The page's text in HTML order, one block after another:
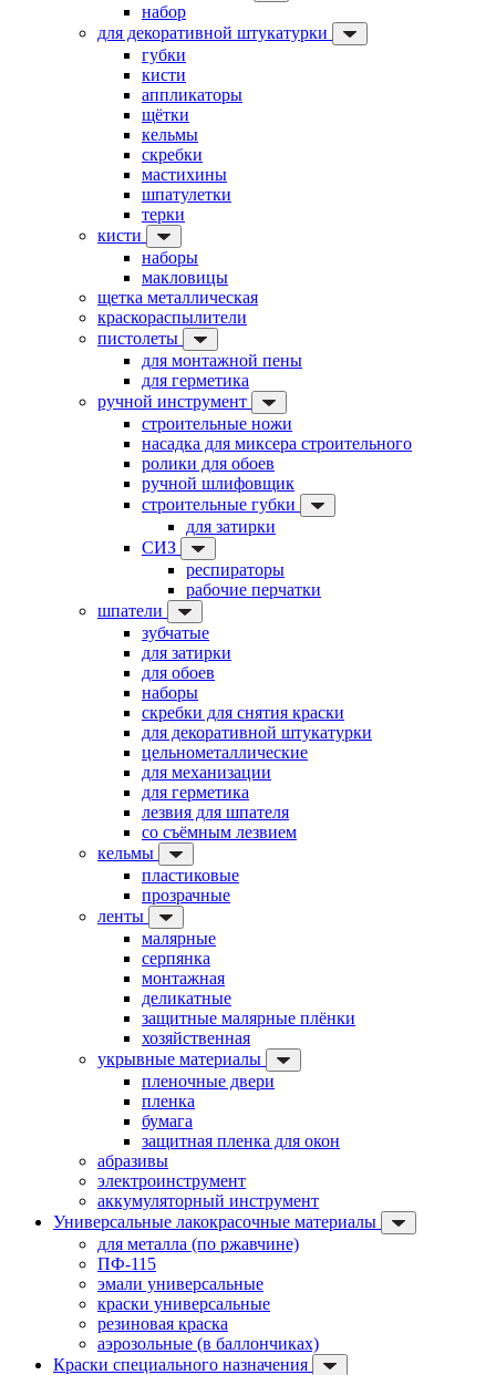
набор
для декоративной штукатурки
губки
кисти
аппликаторы
щётки
кельмы
скребки
мастихины
шпатулетки
терки
кисти
наборы
макловицы
щетка металлическая
краскораспылители
пистолеты
для монтажной пены
для герметика
ручной инструмент
строительные ножи
насадка для миксера строительного
ролики для обоев
ручной шлифовщик
строительные губки
для затирки
СИЗ
респираторы
рабочие перчатки
шпатели
зубчатые
для затирки
для обоев
наборы
скребки для снятия краски
для декоративной штукатурки
цельнометаллические
для механизации
для герметика
лезвия для шпателя
со съёмным лезвием
кельмы
пластиковые
прозрачные
ленты
малярные
серпянка
монтажная
деликатные
защитные малярные плёнки
хозяйственная
укрывные материалы
пленочные двери
пленка
бумага
защитная пленка для окон
абразивы
электроинструмент
аккумуляторный инструмент
Универсальные лакокрасочные материалы
для металла (по ржавчине)
ПФ-115
эмали универсальные
краски универсальные
резиновая краска
аэрозольные (в баллончиках)
Краски специального назначения